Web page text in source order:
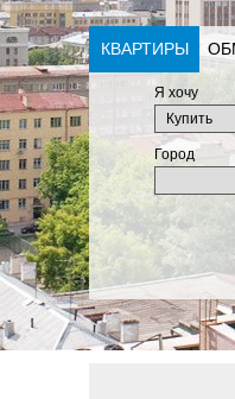
КВАРТИРЫ
Я хочу
Город